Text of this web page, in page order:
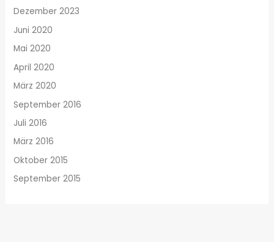
Dezember 2023
Juni 2020
Mai 2020
April 2020
März 2020
September 2016
Juli 2016
März 2016
Oktober 2015
September 2015